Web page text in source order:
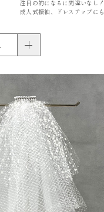
注目の的になるに間違いなし
成人式振袖、ドレスアップに